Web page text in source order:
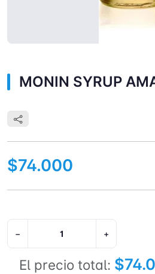
MONIN SYRUP
$74.000
− +
El precio total: